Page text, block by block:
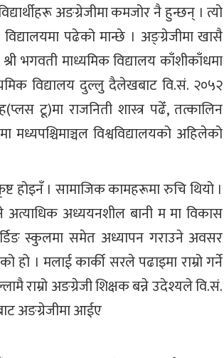
अङग्रेजीमा कमजोर नै हुन्छन् । त्यो
पढेको मान्छे । अङ्ग्रेजीमा खासै
भगवती माध्यमिक विद्यालय काँशीकाँधमा
विद्यालय दुल्लु दैलेखबाट वि.सं. २०५२
टू)मा राजनिती शास्त्र पढेँ, तत्कालिन
विश्वविद्यालयको अहिलेको
होइनँ । सामाजिक कामहरूमा रुचि थियो ।
अध्ययनशील बानी म मा विकास
स्कुलमा समेत अध्यापन गराउने अवसर
हो । मलाई कार्की सरले पढाइमा राम्रो गर्ने
राम्रो अङग्रेजी शिक्षक बन्ने उदेश्यले वि.सं.
अङग्रेजीमा आईए